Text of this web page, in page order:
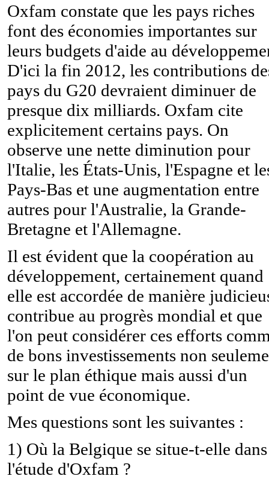
Oxfam constate que les pays riches
font des économies importantes sur
leurs budgets d'aide au
D'ici la fin 2012, les contributions
pays du G20 devraient diminuer de
presque dix milliards. Oxfam cite
explicitement certains pays. On
observe une nette diminution pour
l'Italie, les États-Unis, l'Espagne et
Pays-Bas et une augmentation entre
autres pour l'Australie, la Grande-
Bretagne et l'Allemagne.
Il est évident que la coopération au
développement, certainement quand
elle est accordée de manière
contribue au progrès mondial et que
l'on peut considérer ces efforts
de bons investissements non
sur le plan éthique mais aussi d'un
point de vue économique.
Mes questions sont les suivantes :
1) Où la Belgique se situe-t-elle dans
l'étude d'Oxfam ?